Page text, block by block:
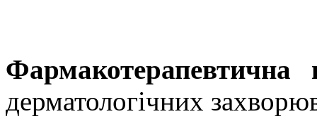
дерматологічних